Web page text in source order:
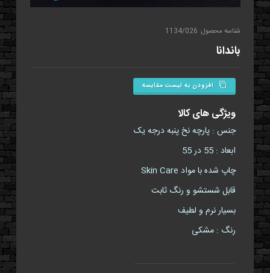
شناسه محصول: 1134/026
باندانا
افزودن به لیست مقایسه
ویژگی های کالا
جنس : پارچه نخ پنبه درجه یک
ابعاد : 55 در 55
چاپ شده با مواد Skin Care
قابل شستشو و رنگ ثابت
بسیار نرم و لطیف
رنگ : مشکی